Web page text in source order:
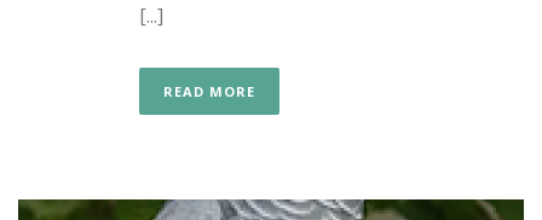
[...]
READ MORE